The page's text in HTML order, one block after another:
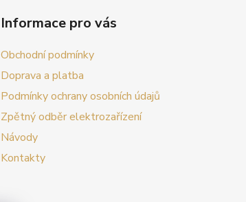
Informace pro vás
Obchodní podmínky
Doprava a platba
Podmínky ochrany osobních údajů
Zpětný odběr elektrozařízení
Návody
Kontakty